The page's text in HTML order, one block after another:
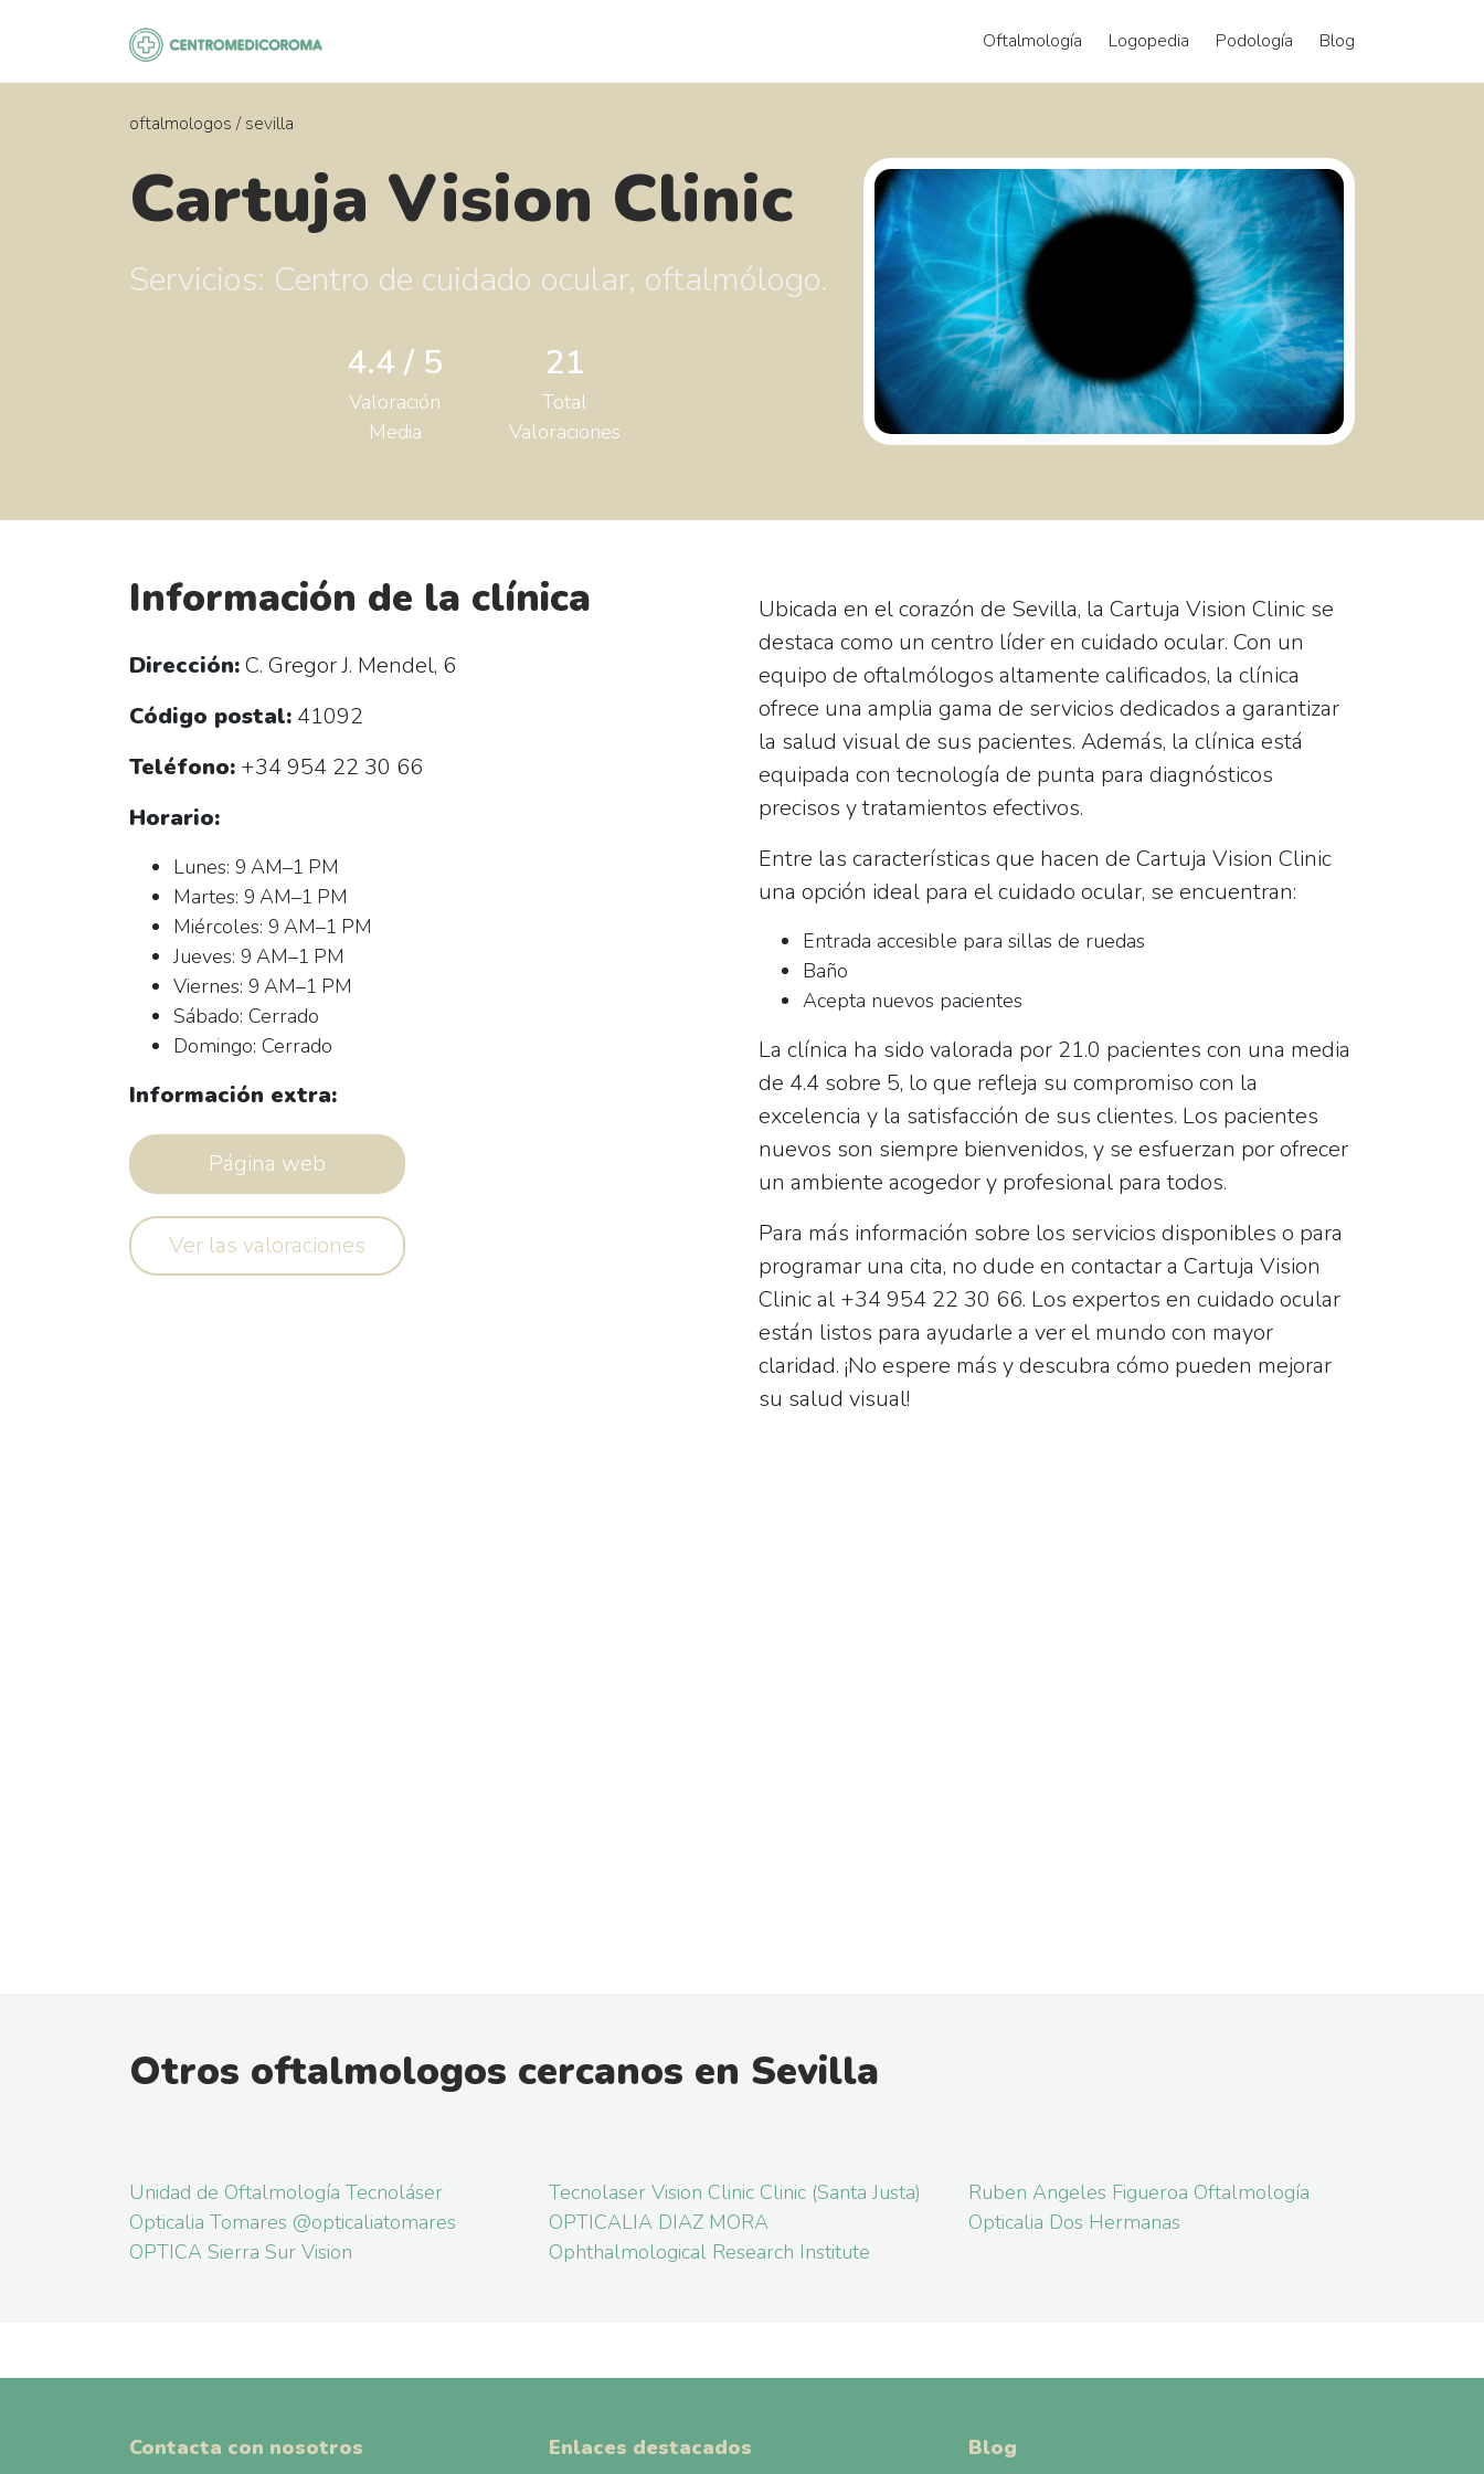
Oftalmología Logopedia Podología Blog
oftalmologos / sevilla
Cartuja Vision Clinic
Servicios: Centro de cuidado ocular, oftalmólogo.
4.4 / 5
Valoración
Media
21
Total
Valoraciones
Información de la clínica
Dirección:C. Gregor J. Mendel, 6
Código postal: 41092
Teléfono: +34 954 22 30 66
Horario:
Lunes: 9 AM–1 PM
Martes: 9 AM–1 PM
Miércoles: 9 AM–1 PM
Jueves: 9 AM–1 PM
Viernes: 9 AM–1 PM
Sábado: Cerrado
Domingo: Cerrado
Información extra:
Página web
Ver las valoraciones
Ubicada en el corazón de Sevilla, la Cartuja Vision Clinic se
destaca como un centro líder en cuidado ocular. Con un
equipo de oftalmólogos altamente calificados, la clínica
ofrece una amplia gama de servicios dedicados a garantizar
la salud visual de sus pacientes. Además, la clínica está
equipada con tecnología de punta para diagnósticos
precisos y tratamientos efectivos.
Entre las características que hacen de Cartuja Vision Clinic
una opción ideal para el cuidado ocular, se encuentran:
Entrada accesible para sillas de ruedas
Baño
Acepta nuevos pacientes
La clínica ha sido valorada por 21.0 pacientes con una media
de 4.4 sobre 5, lo que refleja su compromiso con la
excelencia y la satisfacción de sus clientes. Los pacientes
nuevos son siempre bienvenidos, y se esfuerzan por ofrecer
un ambiente acogedor y profesional para todos.
Para más información sobre los servicios disponibles o para
programar una cita, no dude en contactar a Cartuja Vision
Clinic al +34 954 22 30 66. Los expertos en cuidado ocular
están listos para ayudarle a ver el mundo con mayor
claridad. ¡No espere más y descubra cómo pueden mejorar
su salud visual!
Otros oftalmologos cercanos en Sevilla
Unidad de Oftalmología Tecnoláser Tecnolaser Vision Clinic Clinic (Santa Justa)
Ruben Angeles Figueroa Oftalmología
Opticalia Tomares @opticaliatomares
OPTICALIA DIAZ MORA
Opticalia Dos Hermanas
OPTICA Sierra Sur Vision
Ophthalmological Research Institute
Contacta con nosotros Enlaces destacados Blog